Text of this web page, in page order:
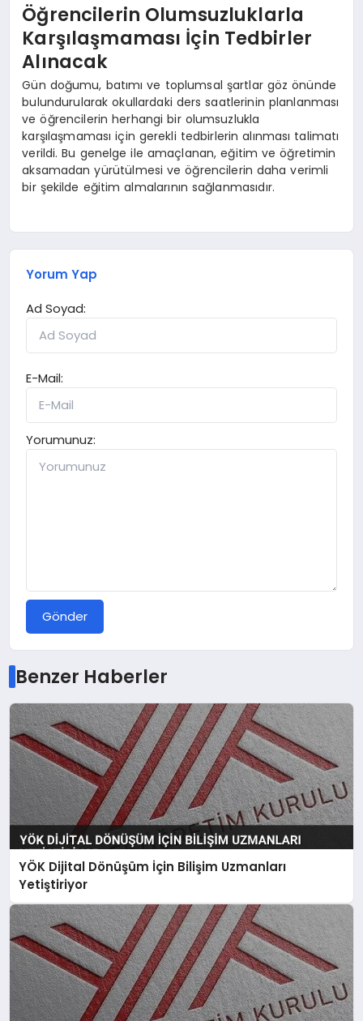
Öğrencilerin Olumsuzluklarla
Karşılaşmaması İçin Tedbirler
Alınacak
Gün doğumu, batımı ve toplumsal şartlar göz önünde
bulundurularak okullardaki ders saatlerinin planlanması
ve öğrencilerin herhangi bir olumsuzlukla
karşılaşmaması için gerekli tedbirlerin alınması talimatı
verildi. Bu genelge ile amaçlanan, eğitim ve öğretimin
aksamadan yürütülmesi ve öğrencilerin daha verimli
bir şekilde eğitim almalarının sağlanmasıdır.
Yorum Yap
Ad Soyad:
E-Mail:
Yorumunuz:
Gönder
Benzer Haberler
YÖK Dijital Dönüşüm İçin Bilişim Uzmanları
Yetiştiriyor